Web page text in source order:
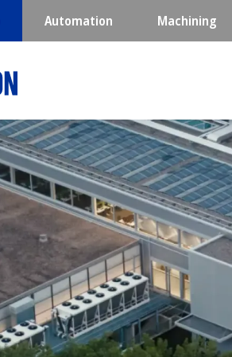
Automation Machining